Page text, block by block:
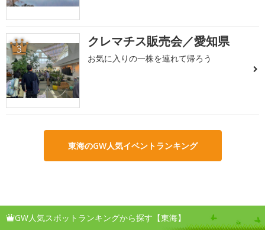
3 クレマチス販売会／愛知県
お気に入りの一株を連れて帰ろう
東海のGW人気イベントランキング
GW人気スポットランキングから探す【東海】